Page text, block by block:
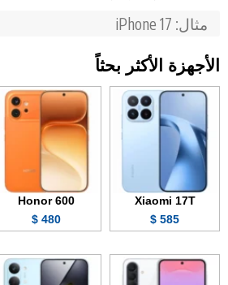
الأجهزة الأكثر بحثاً
Xiaomi 17T
585 $
Honor 600
480 $